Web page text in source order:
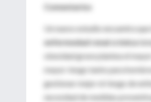
Comentarios
Un nuevo estudio encuentra
enfermedad renal crónica
obesidad grave plantea el
mayor riesgo tanto para
gestionar mejor el riesgo de
necesidad de medidas